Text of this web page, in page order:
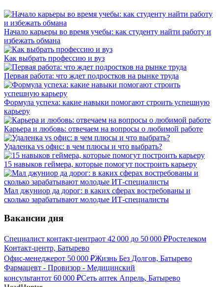
Начало карьеры во время учебы: как студенту найти работу и
избежать обмана
Как выбрать профессию и вуз
Первая работа: что ждет подростков на рынке труда
Формула успеха: какие навыки помогают строить успешную
карьеру
Карьера и любовь: отвечаем на вопросы о любимой работе
Удаленка vs офис: в чем плюсы и что выбрать?
15 навыков геймера, которые помогут построить карьеру
Мал джуниор да дорог: в каких сферах востребованы и
сколько зарабатывают молодые ИТ-специалисты
Вакансии дня
Специалист контакт-центраот 42 000 до 50 000 ₽Ростелеком
Контакт-центр, Батырево
Офис-менеджерот 50 000 ₽Жизнь Без Долгов, Батырево
Фармацевт - Провизор - Медицинский
консультантот 60 000 ₽Сеть аптек Апрель, Батырево